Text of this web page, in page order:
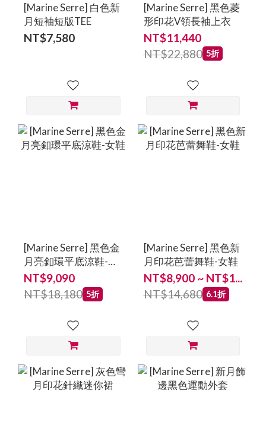
[Marine Serre] 白色新
月短袖短版TEE
NT$7,580
[Marine Serre] 黑色菱
形印花V領長袖上衣
NT$11,440
NT$22,880 5折
[Marine Serre] 黑色金
月亮釦環平底涼鞋-女
鞋
NT$9,090
NT$18,180 5折
[Marine Serre] 黑色新
月印花芭蕾舞鞋-女鞋
NT$8,900 ~ NT$1...
NT$14,680 6.1折